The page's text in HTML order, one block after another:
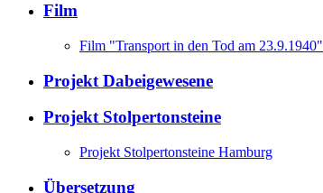
Film
Film "Transport in den Tod am 23.9.1940"
Projekt Dabeigewesene
Projekt Stolpertonsteine
Projekt Stolpertonsteine Hamburg
Übersetzung